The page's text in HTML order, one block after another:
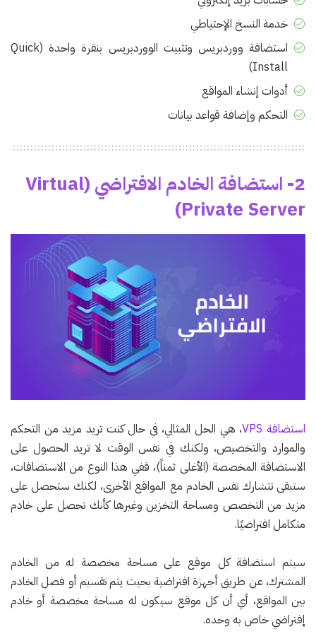
خدمة النسخ الإحتياطي
استضافة ووردبريس وتثبيت الووردبريس بنقرة واحدة (Quick
Install)
أدوات إنشاء المواقع
التحكم وإضافة قواعد بيانات
2- استضافة الخادم الافتراضي (Virtual
Private Server)
استضافة VPS
، هي الحل المثالي، في حال كنت تريد مزيد من التحكم
والموارد والتخصيص، ولكنك في نفس الوقت لا تريد الحصول على
الاستضافة المخصصة (الأغلى ثمناً)، ففي هذا النوع من الاستضافات،
ستبقى تتشارك نفس الخادم مع المواقع الأخرى، لكنك ستحصل على
مزيد من التخصص ومساحة التخزين وغيرها كأنك تحصل على خادم
متكامل افتراضيًا.
سيتم استضافة كل موقع على مساحة مخصصة له من الخادم
المشترك، عن طريق أجهزة افتراضية بحيث يتم تقسيم أو فصل الخادم
بين المواقع، أي أن كل موقع سيكون له مساحة مخصصة أو خادم
إفتراضي خاص به وحده.